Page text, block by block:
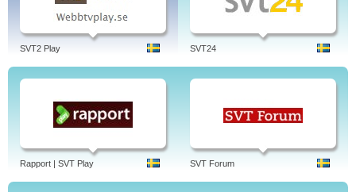
SVT2 Play SVT24
Rapport | SVT Play SVT Forum